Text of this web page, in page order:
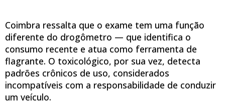
Coimbra ressalta que o exame tem uma função
diferente do drogômetro — que identifica o
consumo recente e atua como ferramenta de
flagrante. O toxicológico, por sua vez, detecta
padrões crônicos de uso, considerados
incompatíveis com a responsabilidade de conduzir
um veículo.